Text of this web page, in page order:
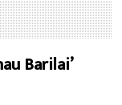
Barilai’